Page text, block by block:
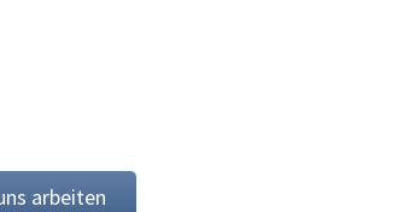
arbeiten